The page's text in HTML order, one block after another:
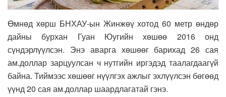
Өмнөд хөрш БНХАУ-ын Жинжөү хотод 60 метр өндөр
дайны бурхан Гуан Юугийн хөшөө 2016 онд
сүндэрлүүлсэн. Энэ аварга хөшөөг барихад 26 сая
ам.доллар зарцуулсан ч нутгийн иргэдэд таалагдаагүй
байна. Тиймээс хөшөөг нүүлгэх ажлыг эхлүүлсэн бөгөөд
үүнд 20 сая ам.доллар шаардлагатай гэнэ.